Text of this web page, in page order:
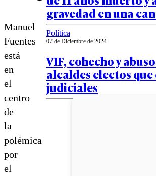
Manuel
Fuentes
está
en
el
centro
de
la
polémica
por
el
gravedad en una
Política
07 de Diciembre de 2024
VIF, cohecho y
alcaldes electos
judiciales